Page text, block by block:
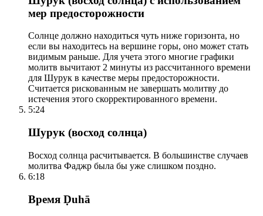
мер предосторожности
Солнце должно находиться чуть ниже горизонта, но
если вы находитесь на вершине горы, оно может стать
видимым раньше. Для учета этого многие графики
молитв вычитают 2 минуты из рассчитанного времени
для Шурук в качестве меры предосторожности.
Считается рискованным не завершать молитву до
истечения этого скорректированного времени.
5:24
Шурук (восход солнца)
Восход солнца расчитывается. В большинстве случаев
молитва Фаджр была бы уже слишком поздно.
6:18
Время Ḍuhā